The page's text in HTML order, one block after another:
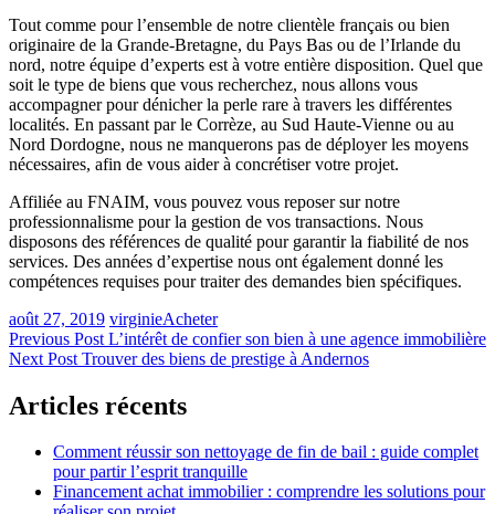
Tout comme pour l’ensemble de notre clientèle français ou bien
originaire de la Grande-Bretagne, du Pays Bas ou de l’Irlande du
nord, notre équipe d’experts est à votre entière disposition. Quel que
soit le type de biens que vous recherchez, nous allons vous
accompagner pour dénicher la perle rare à travers les différentes
localités. En passant par le Corrèze, au Sud Haute-Vienne ou au
Nord Dordogne, nous ne manquerons pas de déployer les moyens
nécessaires, afin de vous aider à concrétiser votre projet.
Affiliée au FNAIM, vous pouvez vous reposer sur notre
professionnalisme pour la gestion de vos transactions. Nous
disposons des références de qualité pour garantir la fiabilité de nos
services. Des années d’expertise nous ont également donné les
compétences requises pour traiter des demandes bien spécifiques.
août 27, 2019 virginieAcheter
Navigation
de
l’article
Previous Post L’intérêt de confier son bien à une agence immobilière
Next Post Trouver des biens de prestige à Andernos
Articles récents
Comment réussir son nettoyage de fin de bail : guide complet
pour partir l’esprit tranquille
Financement achat immobilier : comprendre les solutions pour